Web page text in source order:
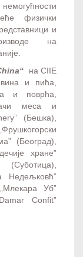
физички
и
на
на CIIE
и пића,
и поврћа,
меса и
(Бешка),
(Београд),
хране”
Недељковћ”
Уб”
Confit”